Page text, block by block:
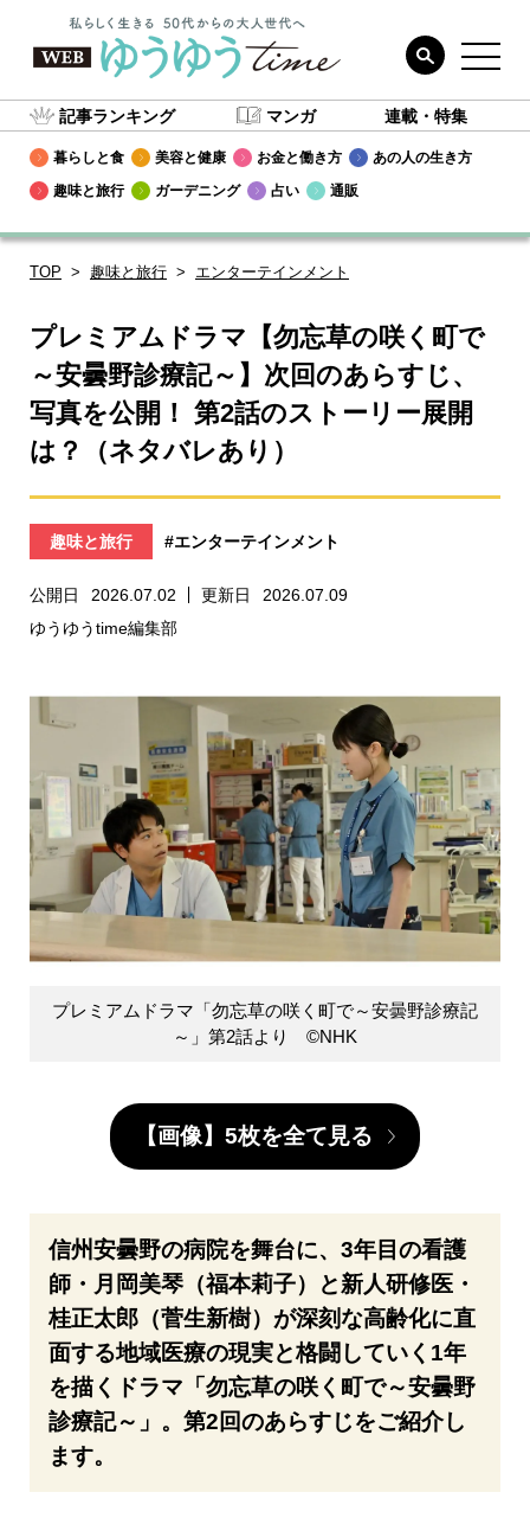
記事ランキング マンガ 連載・特集
暮らしと食 美容と健康 お金と働き方
あの人の生き方
趣味と旅行
ガーデニング 占い 通販
TOP 趣味と旅行 エンターテインメント
プレミアムドラマ【勿忘草の咲く町で
～安曇野診療記～】次回のあらすじ、
写真を公開！ 第2話のストーリー展開
は？（ネタバレあり）
趣味と旅行 #エンターテインメント
公開日 2026.07.02 更新日
2026.07.09
ゆうゆうtime編集部
プレミアムドラマ「勿忘草の咲く町で～安曇野診療記
～」第2話より ©NHK
【画像】5枚を全て見る
信州安曇野の病院を舞台に、3年目の看護
師・月岡美琴（福本莉子）と新人研修医・
桂正太郎（菅生新樹）が深刻な高齢化に直
面する地域医療の現実と格闘していく1年
を描くドラマ「勿忘草の咲く町で～安曇野
診療記～」。第2回のあらすじをご紹介し
ます。